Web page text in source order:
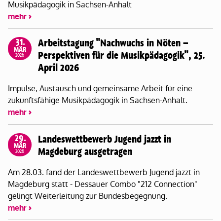
Musikpädagogik in Sachsen-Anhalt
mehr
31.
MÄR
2026
Arbeitstagung "Nachwuchs in Nöten –
Perspektiven für die Musikpädagogik", 25.
April 2026
Impulse, Austausch und gemeinsame Arbeit für eine
zukunftsfähige Musikpädagogik in Sachsen-Anhalt.
mehr
29.
MÄR
2026
Landeswettbewerb Jugend jazzt in
Magdeburg ausgetragen
Am 28.03. fand der Landeswettbewerb Jugend jazzt in
Magdeburg statt - Dessauer Combo "212 Connection"
gelingt Weiterleitung zur Bundesbegegnung.
mehr